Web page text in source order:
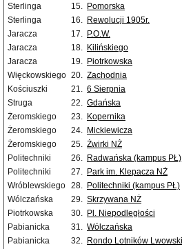
Sterlinga
15. Pomorska
Sterlinga
16. Rewolucji 1905r.
Jaracza
17. P.O.W.
Jaracza
18. Kilińskiego
Jaracza
19. Piotrkowska
Więckowskiego 20. Zachodnia
Kościuszki
21. 6 Sierpnia
Struga
22. Gdańska
Żeromskiego
23. Kopernika
Żeromskiego
24. Mickiewicza
Żeromskiego
25. Żwirki NŻ
Politechniki
26. Radwańska (kampus PŁ)
Politechniki
27. Park im. Klepacza NŻ
Wróblewskiego 28. Politechniki (kampus PŁ)
Wólczańska
29. Skrzywana NŻ
Piotrkowska
30. Pl. Niepodległości
Pabianicka
31. Wólczańska
Pabianicka
32. Rondo Lotników